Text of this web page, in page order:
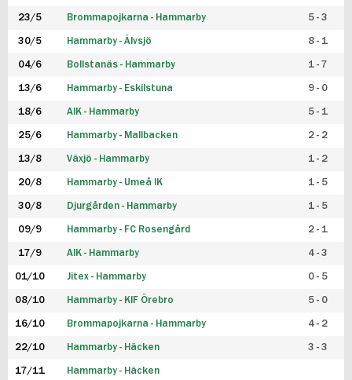
23/5 Brommapojkarna - Hammarby 5 - 3
30/5 Hammarby - Älvsjö 8 - 1
04/6 Bollstanäs - Hammarby 1 - 7
13/6 Hammarby - Eskilstuna 9 - 0
18/6 AIK - Hammarby 5 - 1
25/6 Hammarby - Mallbacken 2 - 2
13/8 Växjö - Hammarby 1 - 2
20/8 Hammarby - Umeå IK 1 - 5
30/8 Djurgården - Hammarby 1 - 5
09/9 Hammarby - FC Rosengård 2 - 1
17/9 AIK - Hammarby 4 - 3
01/10 Jitex - Hammarby 0 - 5
08/10 Hammarby - KIF Örebro 5 - 0
16/10 Brommapojkarna - Hammarby 4 - 2
22/10 Hammarby - Häcken 3 - 3
17/11 Hammarby - Häcken